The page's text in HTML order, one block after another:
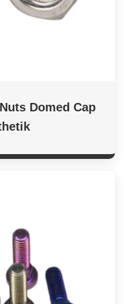
Domed Cap